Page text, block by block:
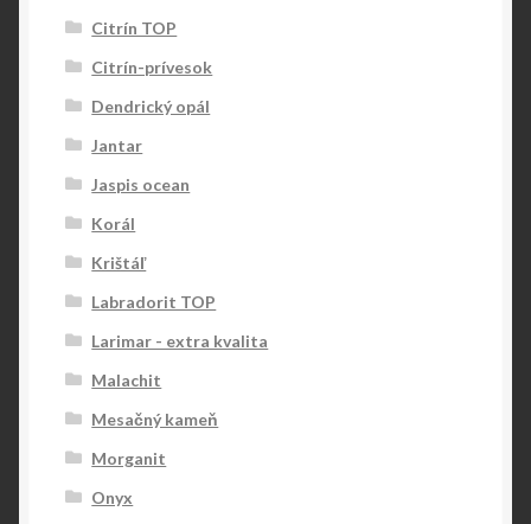
Citrín TOP
Citrín-prívesok
Dendrický opál
Jantar
Jaspis ocean
Korál
Krištáľ
Labradorit TOP
Larimar - extra kvalita
Malachit
Mesačný kameň
Morganit
Onyx